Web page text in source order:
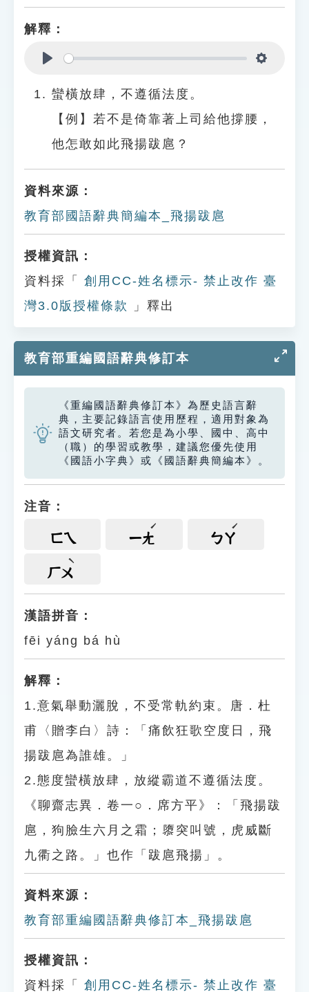
解釋：
蠻橫放肆，不遵循法度。
【例】若不是倚靠著上司給他撐腰，
他怎敢如此飛揚跋扈？
資料來源：
教育部國語辭典簡編本_飛揚跋扈
授權資訊：
資料採「
創用CC-姓名標示- 禁止改作 臺
灣3.0版授權條款
」釋出
教育部重編國語辭典修訂本
《重編國語辭典修訂本》為歷史語言辭
典，主要記錄語言使用歷程，適用對象為
語文研究者。若您是為小學、國中、高中
（職）的學習或教學，建議您優先使用
《國語小字典》或《國語辭典簡編本》。
注音：
ㄈㄟ ㄧㄤ ㄅㄚ
ㄏㄨ
漢語拼音：
fēi yáng bá hù
解釋：
1.意氣舉動灑脫，不受常軌約束。唐．杜
甫〈贈李白〉詩：「痛飲狂歌空度日，飛
揚跋扈為誰雄。」
2.態度蠻橫放肆，放縱霸道不遵循法度。
《聊齋志異．卷一○．席方平》：「飛揚跋
扈，狗臉生六月之霜；隳突叫號，虎威斷
九衢之路。」也作「跋扈飛揚」。
資料來源：
教育部重編國語辭典修訂本_飛揚跋扈
授權資訊：
資料採「
創用CC-姓名標示- 禁止改作 臺